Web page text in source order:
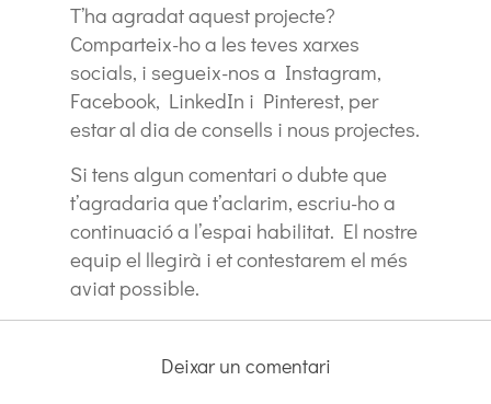
T’ha agradat aquest projecte?
Comparteix-ho a les teves xarxes
socials, i segueix-nos a Instagram,
Facebook, LinkedIn i Pinterest, per
estar al dia de consells i nous projectes.
Si tens algun comentari o dubte que
t’agradaria que t’aclarim, escriu-ho a
continuació a l’espai habilitat. El nostre
equip el llegirà i et contestarem el més
aviat possible.
Deixar un comentari